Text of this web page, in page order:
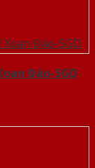
Đào-SGD